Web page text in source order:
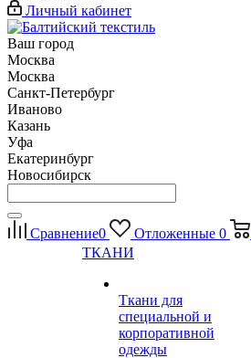
Личный кабинет
Ваш город
Москва
Москва
Санкт-Петербург
Иваново
Казань
Уфа
Екатеринбург
Новосибирск
Сравнение0 Отложенные 0
ТКАНИ
Ткани для
специальной и
корпоративной
одежды